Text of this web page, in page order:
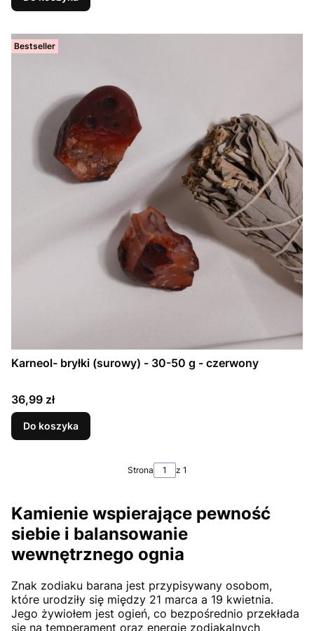
Bestseller
Karneol- bryłki (surowy) - 30-50 g - czerwony
Cena
36,99 zł
Do koszyka
Strona z 1
Kamienie wspierające pewność
siebie i balansowanie
wewnętrznego ognia
Znak zodiaku barana jest przypisywany osobom,
które urodziły się między 21 marca a 19 kwietnia.
Jego żywiołem jest ogień, co bezpośrednio przekłada
się na temperament oraz energię zodiakalnych